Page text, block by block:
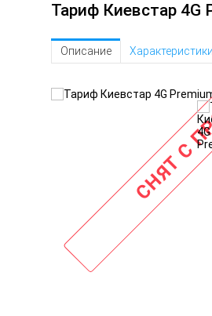
Тариф Киевстар 4G
Описание Характеристики
СНЯТ